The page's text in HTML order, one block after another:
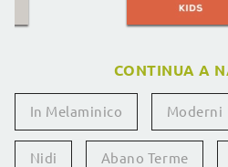
CONTINUA A
In Melaminico Moderni
Nidi Abano Terme